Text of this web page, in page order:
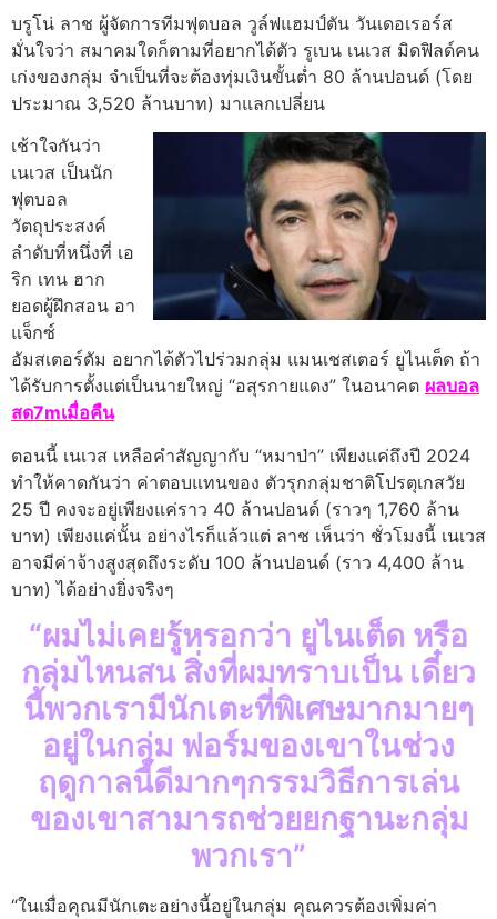
บรูโน่ ลาช ผู้จัดการทีมฟุตบอล วูล์ฟแฮมป์ตัน วันเดอเรอร์ส
มั่นใจว่า สมาคมใดก็ตามที่อยากได้ตัว รูเบน เนเวส มิดฟิลด์คน
เก่งของกลุ่ม จำเป็นที่จะต้องทุ่มเงินขั้นต่ำ 80 ล้านปอนด์ (โดย
ประมาณ 3,520 ล้านบาท) มาแลกเปลี่ยน
เช้าใจกันว่า
เนเวส เป็นนัก
ฟุตบอล
วัตถุประสงค์
ลำดับที่หนึ่งที่ เอ
ริก เทน ฮาก
ยอดผู้ฝึกสอน อา
แจ็กซ์
อัมสเตอร์ดัม อยากได้ตัวไปร่วมกลุ่ม แมนเชสเตอร์ ยูไนเต็ด ถ้า
ได้รับการตั้งแต่เป็นนายใหญ่ “อสุรกายแดง” ในอนาคต ผลบอล
สด7mเมื่อคืน
ตอนนี้ เนเวส เหลือคำสัญญากับ “หมาป่า” เพียงแค่ถึงปี 2024
ทำให้คาดกันว่า ค่าตอบแทนของ ตัวรุกกลุ่มชาติโปรตุเกสวัย
25 ปี คงจะอยู่เพียงแค่ราว 40 ล้านปอนด์ (ราวๆ 1,760 ล้าน
บาท) เพียงแค่นั้น อย่างไรก็แล้วแต่ ลาช เห็นว่า ชั่วโมงนี้ เนเวส
อาจมีค่าจ้างสูงสุดถึงระดับ 100 ล้านปอนด์ (ราว 4,400 ล้าน
บาท) ได้อย่างยิ่งจริงๆ
“ผมไม่เคยรู้หรอกว่า ยูไนเต็ด หรือ
กลุ่มไหนสน สิ่งที่ผมทราบเป็น เดี๋ยว
นี้พวกเรามีนักเตะที่พิเศษมากมายๆ
อยู่ในกลุ่ม ฟอร์มของเขาในช่วง
ฤดูกาลนี้ดีมากๆกรรมวิธีการเล่น
ของเขาสามารถช่วยยกฐานะกลุ่ม
พวกเรา”
“ในเมื่อคุณมีนักเตะอย่างนี้อยู่ในกลุ่ม คุณควรต้องเพิ่มค่า